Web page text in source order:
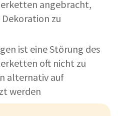
angebracht,
zu
ist eine Störung des
oft nicht zu
alternativ auf
werden